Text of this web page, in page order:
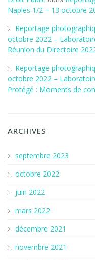
Naples 1/2 – 13 octobre
Reportage
octobre 2022 –
Réunion du Directoire
Reportage
octobre 2022 –
Protégé : Moments de
ARCHIVES
septembre 2023
octobre 2022
juin 2022
mars 2022
décembre 2021
novembre 2021